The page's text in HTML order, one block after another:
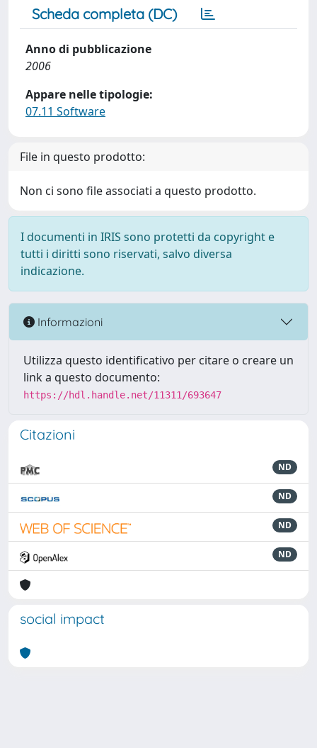
Scheda completa (DC)
Anno di pubblicazione
2006
Appare nelle tipologie:
07.11 Software
File in questo prodotto:
Non ci sono file associati a questo prodotto.
I documenti in IRIS sono protetti da copyright e
tutti i diritti sono riservati, salvo diversa
indicazione.
Informazioni
Utilizza questo identificativo per citare o creare un
link a questo documento:
https://hdl.handle.net/11311/693647
Citazioni
ND
ND
ND
ND
social impact